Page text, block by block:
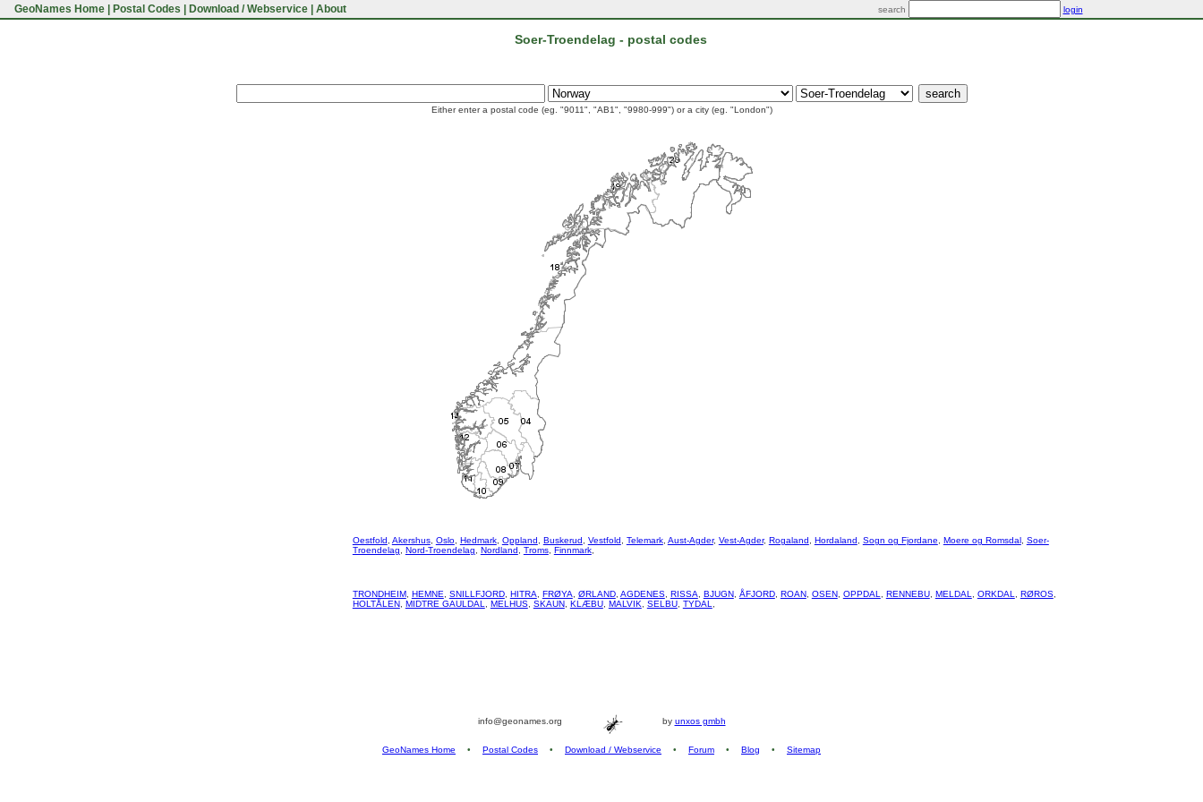
GeoNames Home Postal Codes Download / Webservice About search login
Soer-Troendelag - postal codes
Either enter a postal code (eg. "9011", "AB1", "9980-999") or a city (eg. "London")
Oestfold Akershus, Oslo, Hedmark, Oppland Buskerud Vestfold Telemark, Aust-Agder, Vest-Agder, Rogaland Hordaland Sogn og Fjordane Moere og Romsdal, Soer-
Troendelag
Nord-Troendelag Nordland Troms, Finnmark,
TRONDHEIM, HEMNE SNILLFJORD, HITRA FRØYA ØRLAND, AGDENES, RISSA BJUGN, ÅFJORD, ROAN, OSEN, OPPDAL RENNEBU, MELDAL ORKDAL RØROS,
HOLTÅLEN, MIDTRE GAULDAL MELHUS, SKAUN, KLÆBU, MALVIK SELBU, TYDAL
info@geonames.org by unxos gmbh
GeoNames Home • Postal Codes • Download / Webservice • Forum • Blog • Sitemap